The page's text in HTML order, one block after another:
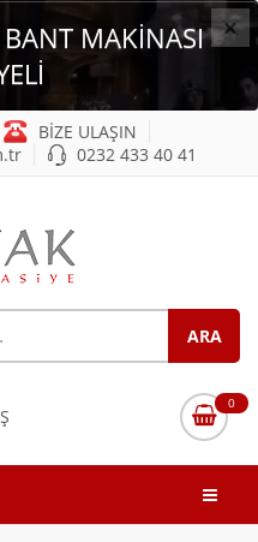
×
MAKİNASI
BİZE ULAŞIN
0232 433 40 41
0